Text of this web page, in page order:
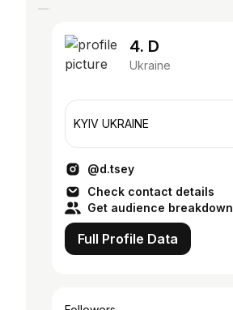
4. D
Ukraine
KYIV UKRAINE
@d.tsey
Check contact details
Get audience breakdown
Full Profile Data